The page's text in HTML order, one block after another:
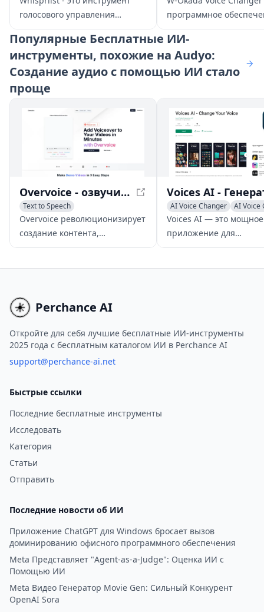
Voice & Audio Editing
голосового управления
задачами, который использует
ИИ для обработки деталей,
сроков и многое другое.
AI Voice Chat Generator
программное
открытым исходным
использующее ИИ для
преобразования
обеспечивающее
голосовые
низкой задержкой.
Популярные Бесплатные ИИ-
инструменты, похожие на Audyo:
Создание аудио с помощью ИИ стало
проще
Overvoice - озвучивание с помощью ИИ за считанные минуты
Text to Speech
Voice & Audio Editing
AI Voice Cloning
Overvoice революционизирует
создание контента,
предоставляя
позволяя пользователям
создавать убедительные
демонстрации и рекламный
контент.
AI Voice Changer
AI Voice
Voice & Audio Editing
Voices AI — это мощное
приложение для
преобразования
создавать
композиции на
Perchance AI
Откройте для себя лучшие бесплатные ИИ-инструменты
2025 года с бесплатным каталогом ИИ в Perchance AI
support@perchance-ai.net
Быстрые ссылки
Последние бесплатные инструменты
Исследовать
Категория
Статьи
Отправить
Последние новости об ИИ
Приложение ChatGPT для Windows бросает вызов
доминированию офисного программного обеспечения
Meta Представляет "Agent-as-a-Judge": Оценка ИИ с
Помощью ИИ
Meta Видео Генератор Movie Gen: Сильный Конкурент
OpenAI Sora